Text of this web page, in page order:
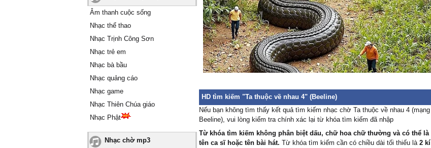
Âm thanh cuộc sống
Nhạc thể thao
Nhạc Trịnh Công Sơn
Nhạc trẻ em
Nhạc bà bầu
Nhạc quảng cáo
Nhạc game
Nhạc Thiên Chúa giáo
Nhạc Phật
Nhạc chờ mp3
HD tìm kiếm "Ta thuộc về nhau 4" (Beeline)
Nếu bạn không tìm thấy kết quả tìm kiếm nhạc chờ Ta thuộc về nhau 4 (mạng
Beeline), vui lòng kiểm tra chính xác lại từ khóa tìm kiếm đã nhập
Từ khóa tìm kiếm không phân biệt dấu, chữ hoa chữ thường và có thể là
tên ca sĩ hoặc tên bài hát. Từ khóa tìm kiếm cần có chiều dài tối thiếu là 2 kí